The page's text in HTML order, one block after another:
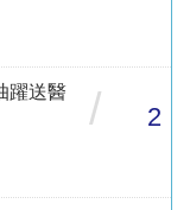
躍送醫
/ 2